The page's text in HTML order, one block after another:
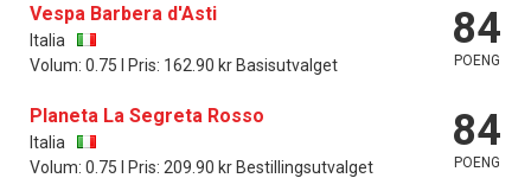
Vespa Barbera d'Asti
Italia
Volum: 0.75 l Pris: 162.90 kr Basisutvalget
84
POENG
Planeta La Segreta Rosso
Italia
Volum: 0.75 l Pris: 209.90 kr Bestillingsutvalget
84
POENG